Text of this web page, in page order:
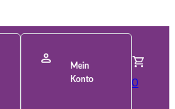
Mein
Konto
0